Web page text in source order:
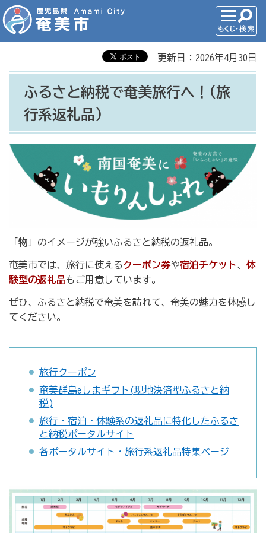
更新日：2026年4月30日
ふるさと納税で奄美旅行へ！(旅
行系返礼品)
「 物 」のイメージが強いふるさと納税の返礼品。
奄美市では、旅行に使えるクーポン券や宿泊チケット、 体
験型の返礼品もご用意しています。
ぜひ、ふるさと納税で奄美を訪れて、奄美の魅力を体感し
てください。
旅行クーポン
奄美群島eしまギフト(現地決済型ふるさと納
税)
旅行・宿泊・体験系の返礼品に特化したふるさ
と納税ポータルサイト
各ポータルサイト・旅行系返礼品特集ページ